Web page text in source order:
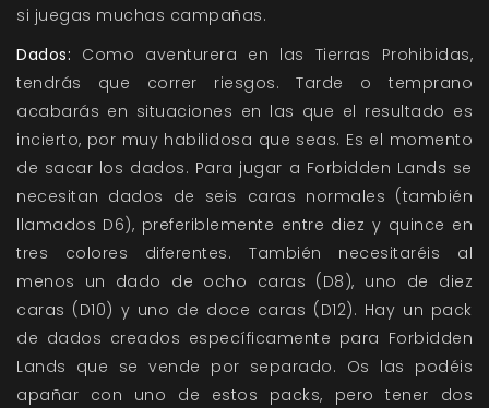
si juegas muchas campañas.
Dados: Como aventurera en las Tierras Prohibidas,
tendrás que correr riesgos. Tarde o temprano
acabarás en situaciones en las que el resultado es
incierto, por muy habilidosa que seas. Es el momento
de sacar los dados. Para jugar a Forbidden Lands se
necesitan dados de seis caras normales (también
llamados D6), preferiblemente entre diez y quince en
tres colores diferentes. También necesitaréis al
menos un dado de ocho caras (D8), uno de diez
caras (D10) y uno de doce caras (D12). Hay un pack
de dados creados específicamente para Forbidden
Lands que se vende por separado. Os las podéis
apañar con uno de estos packs, pero tener dos